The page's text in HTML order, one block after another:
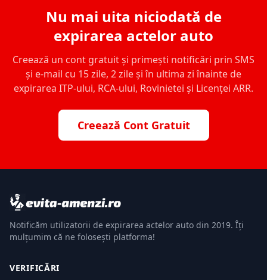
Nu mai uita niciodată de
expirarea actelor auto
Creează un cont gratuit și primești notificări prin SMS
și e-mail cu 15 zile, 2 zile și în ultima zi înainte de
expirarea ITP-ului, RCA-ului, Rovinietei și Licenței ARR.
Creează Cont Gratuit
Notificăm utilizatorii de expirarea actelor auto din 2019. Îți
mulțumim că ne folosești platforma!
VERIFICĂRI